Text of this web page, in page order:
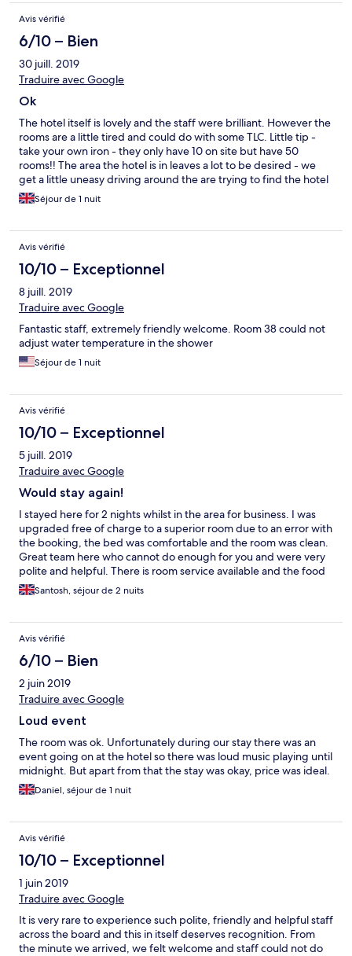
Avis vérifié
6/10 – Bien
30 juill. 2019
Traduire avec Google
Ok
The hotel itself is lovely and the staff were brilliant. However the
rooms are a little tired and could do with some TLC. Little tip -
take your own iron - they only have 10 on site but have 50
rooms!! The area the hotel is in leaves a lot to be desired - we
get a little uneasy driving around the are trying to find the hotel
and we’re hiding things in the room when we went out for the
evening.
Séjour de 1 nuit
Avis vérifié
10/10 – Exceptionnel
8 juill. 2019
Traduire avec Google
Fantastic staff, extremely friendly welcome. Room 38 could not
adjust water temperature in the shower
Séjour de 1 nuit
Avis vérifié
10/10 – Exceptionnel
5 juill. 2019
Traduire avec Google
Would stay again!
I stayed here for 2 nights whilst in the area for business. I was
upgraded free of charge to a superior room due to an error with
the booking, the bed was comfortable and the room was clean.
Great team here who cannot do enough for you and were very
polite and helpful. There is room service available and the food
arrives nice and hot! Would stay again if visiting the area, thanks
Dubrovnik Hotel!
Santosh, séjour de 2 nuits
Avis vérifié
6/10 – Bien
2 juin 2019
Traduire avec Google
Loud event
The room was ok. Unfortunately during our stay there was an
event going on at the hotel so there was loud music playing until
midnight. But apart from that the stay was okay, price was ideal.
Daniel, séjour de 1 nuit
Avis vérifié
10/10 – Exceptionnel
1 juin 2019
Traduire avec Google
It is very rare to experience such polite, friendly and helpful staff
across the board and this in itself deserves recognition. From
the minute we arrived, we felt welcome and staff could not do